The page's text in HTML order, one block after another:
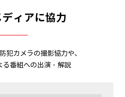
ィアに協力
犯カメラの撮影協力や、
る番組への出演・解説